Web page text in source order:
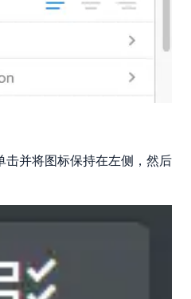
击并将图标保持在左侧，然后